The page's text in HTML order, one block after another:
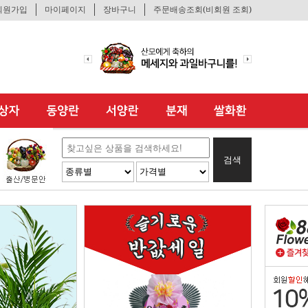
원가입 마이페이지 장바구니 주문배송조회(비회원 조회)
검색